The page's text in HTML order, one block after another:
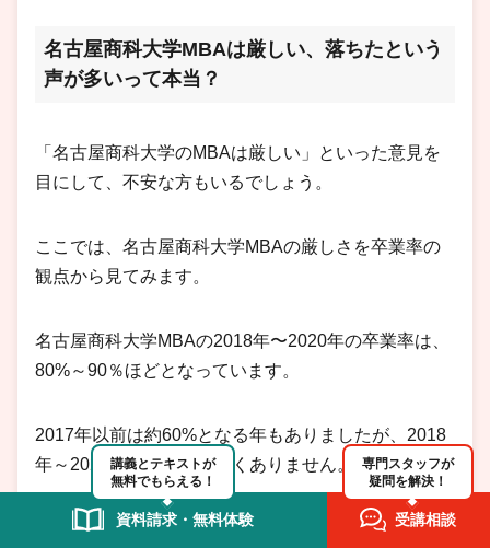
名古屋商科大学MBAは厳しい、落ちたという
声が多いって本当？
「名古屋商科大学のMBAは厳しい」といった意見を
目にして、不安な方もいるでしょう。
ここでは、名古屋商科大学MBAの厳しさを卒業率の
観点から見てみます。
名古屋商科大学MBAの2018年〜2020年の卒業率は、
80%～90％ほどとなっています。
2017年以前は約60%となる年もありましたが、2018
年～2020年の卒業率は低くありません。
社会人の割合が高いビジネススクールでは、成績評価
講義とテキストが
無料でもらえる！
資料請求・無料体験
専門スタッフが
疑問を解決！
受講相談